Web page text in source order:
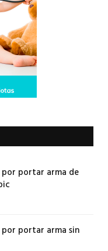
por portar arma de
por portar arma sin